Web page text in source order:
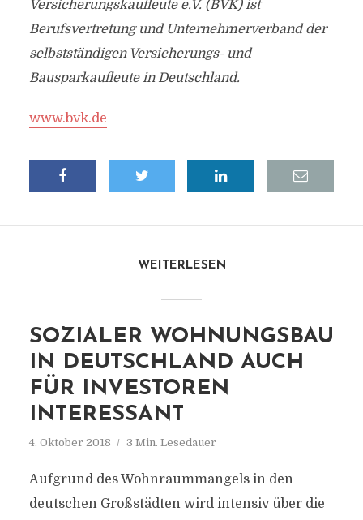
Versicherungskaufleute e.V. (BVK) ist
Berufsvertretung und Unternehmerverband der
selbstständigen Versicherungs- und
Bausparkaufleute in Deutschland.
www.bvk.de
WEITERLESEN
SOZIALER WOHNUNGSBAU
IN DEUTSCHLAND AUCH
FÜR INVESTOREN
INTERESSANT
4. Oktober 2018 3 Min. Lesedauer
Aufgrund des Wohnraummangels in den
deutschen Großstädten wird intensiv über die